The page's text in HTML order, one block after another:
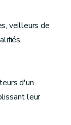
veilleurs de
d'un
leur